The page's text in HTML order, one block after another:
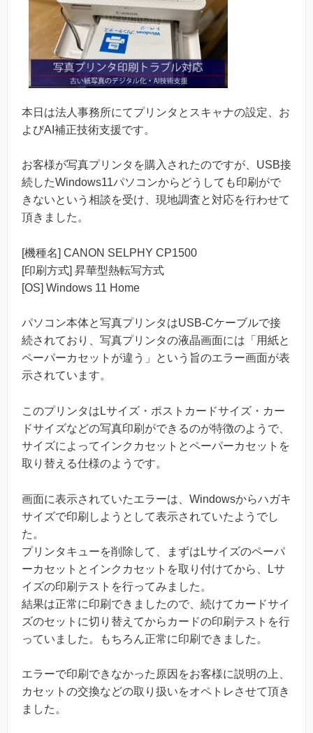
本日は法人事務所にてプリンタとスキャナの設定、お
よびAI補正技術支援です。
お客様が写真プリンタを購入されたのですが、USB接
続したWindows11パソコンからどうしても印刷がで
きないという相談を受け、現地調査と対応を行わせて
頂きました。
[機種名] CANON SELPHY CP1500
[印刷方式] 昇華型熱転写方式
[OS] Windows 11 Home
パソコン本体と写真プリンタはUSB-Cケーブルで接
続されており、写真プリンタの液晶画面には「用紙と
ペーパーカセットが違う」という旨のエラー画面が表
示されています。
このプリンタはLサイズ・ポストカードサイズ・カー
ドサイズなどの写真印刷ができるのが特徴のようで、
サイズによってインクカセットとペーパーカセットを
取り替える仕様のようです。
画面に表示されていたエラーは、Windowsからハガキ
サイズで印刷しようとして表示されていたようでし
た。
プリンタキューを削除して、まずはLサイズのペーパ
ーカセットとインクカセットを取り付けてから、Lサ
イズの印刷テストを行ってみました。
結果は正常に印刷できましたので、続けてカードサイ
ズのセットに切り替えてからカードの印刷テストを行
っていました。もちろん正常に印刷できました。
エラーで印刷できなかった原因をお客様に説明の上、
カセットの交換などの取り扱いをオペトレさせて頂き
ました。